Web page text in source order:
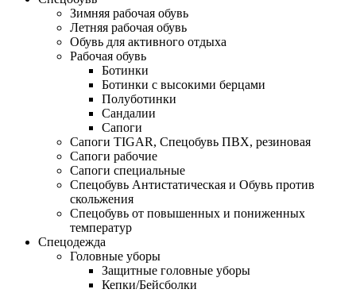
Зимняя рабочая обувь
Летняя рабочая обувь
Обувь для активного отдыха
Рабочая обувь
Ботинки
Ботинки с высокими берцами
Полуботинки
Сандалии
Сапоги
Сапоги TIGAR, Спецобувь ПВХ, резиновая
Сапоги рабочие
Сапоги специальные
Спецобувь Антистатическая и Обувь против
скольжения
Спецобувь от повышенных и пониженных
температур
Спецодежда
Головные уборы
Защитные головные уборы
Кепки/Бейсболки